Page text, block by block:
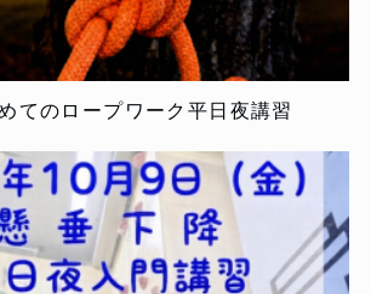
てのロープワーク平日夜講習